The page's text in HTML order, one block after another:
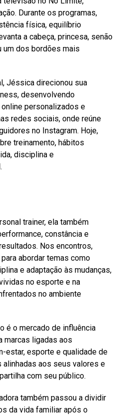
Durante os programas,
física, equilíbrio
a cabeça, princesa, senão
um dos bordões mais
Jéssica direcionou sua
desenvolvendo
personalizados e
redes sociais, onde reúne
no Instagram. Hoje,
treinamento, hábitos
disciplina e
trainer, ela também
constância e
Nos encontros,
abordar temas como
e adaptação às mudanças,
no esporte e na
no ambiente
é o mercado de influência
marcas ligadas aos
estar, esporte e qualidade de
alinhadas aos seus valores e
com seu público.
também passou a dividir
da vida familiar após o